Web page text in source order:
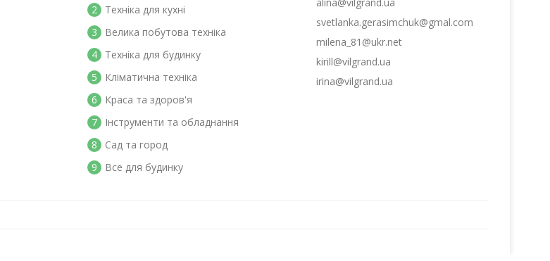
Техніка для кухні
2
Велика побутова техніка
3
Техніка для будинку
4
Кліматична техніка
5
Краса та здоров'я
6
Інструменти та обладнання
7
Сад та город
8
Все для будинку
9
svetlanka.gerasimchuk@gmal.com
milena_81@ukr.net
kirill@vilgrand.ua
irina@vilgrand.ua